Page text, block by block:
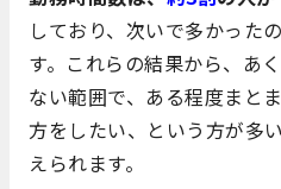
しており、次いで多かった
す。これらの結果から、あ
ない範囲で、ある程度まと
方をしたい、という方が多
えられます。